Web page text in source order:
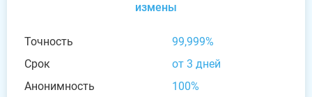
измены
Точность
99,999%
Срок
от 3 дней
Анонимность
100%